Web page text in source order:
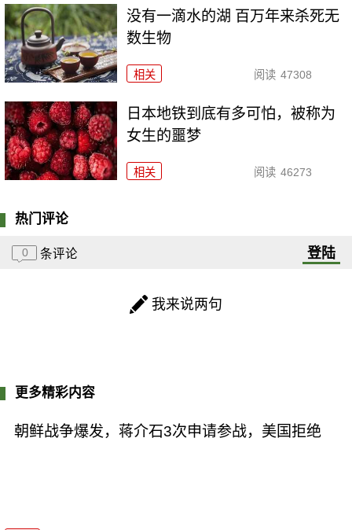
没有一滴水的湖 百万年来杀死无
数生物
相关 阅读 47308
日本地铁到底有多可怕，被称为
女生的噩梦
相关 阅读 46273
热门评论
0 条评论 登陆
我来说两句
更多精彩内容
朝鲜战争爆发，蒋介石3次申请参战，美国拒绝